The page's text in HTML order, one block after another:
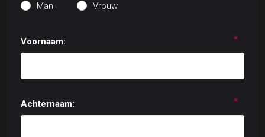
Man Vrouw
Voornaam: *
Achternaam: *